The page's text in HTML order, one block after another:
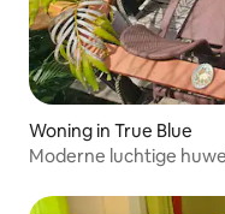
Woning in True Blue
Moderne luchtige